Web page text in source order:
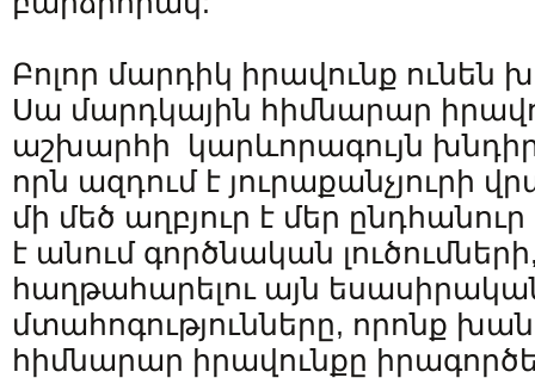
Բոլոր մարդիկ իրավունք ունեն
Սա մարդկային հիմնարար
աշխարհի կարևորագույն
որն ազդում է յուրաքանչյուրի
մի մեծ աղբյուր է մեր
է անում գործնական
հաղթահարելու այն
մտահոգությունները, որոնք
հիմնարար իրավունքը